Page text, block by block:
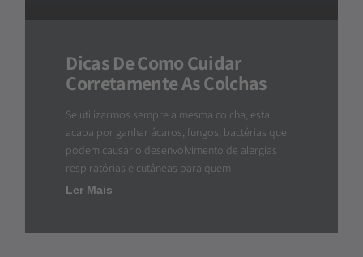
Dicas De Como Cuidar
Corretamente As Colchas
Se utilizarmos sempre a mesma colcha, esta
acaba por ganhar ácaros, fungos, bactérias que
podem causar o desenvolvimento de alergias
respiratórias e cutâneas para quem
Ler Mais